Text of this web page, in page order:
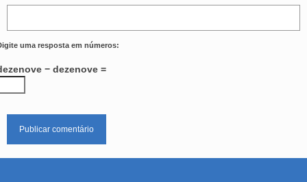
uma resposta em números:
− dezenove =